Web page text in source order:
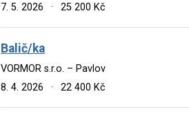
7. 5. 2026
· 25 200 Kč
Balič/ka
VORMOR s.r.o. – Pavlov
8. 4. 2026
· 22 400 Kč